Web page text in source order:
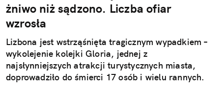
żniwo niż sądzono. Liczba ofiar
wzrosła
Lizbona jest wstrząśnięta tragicznym wypadkiem –
wykolejenie kolejki Gloria, jednej z
najsłynniejszych atrakcji turystycznych miasta,
doprowadziło do śmierci 17 osób i wielu rannych.